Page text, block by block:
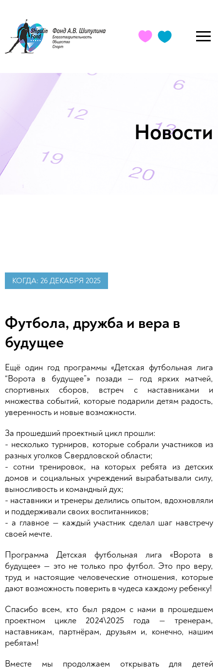
Новости
КОГДА: 26 ДЕКАБРЯ 2025
Футбола, дружба и вера в
будущее
Ещё один год программы «Детская футбольная лига
“Ворота в будущее”» позади — год ярких матчей,
спортивных сборов, встреч с наставниками и
множества событий, которые подарили детям радость,
уверенность и новые возможности.
За прошедший проектный цикл прошли:
- несколько турниров, которые собрали участников из
разных уголков Свердловской области;
- сотни тренировок, на которых ребята из детских
домов и социальных учреждений вырабатывали силу,
выносливость и командный дух;
- наставники и тренеры делились опытом, вдохновляли
и поддерживали своих воспитанников;
- а главное — каждый участник сделал шаг навстречу
своей мечте.
Программа Детская футбольная лига «Ворота в
будущее» — это не только про футбол. Это про веру,
труд и настоящие человеческие отношения, которые
дают возможность поверить в чудеса каждому ребенку!
Спасибо всем, кто был рядом с нами в прошедшем
проектном цикле 2024\2025 года — тренерам,
наставникам, партнёрам, друзьям и, конечно, нашим
ребятам!
Вместе мы продолжаем открывать для детей